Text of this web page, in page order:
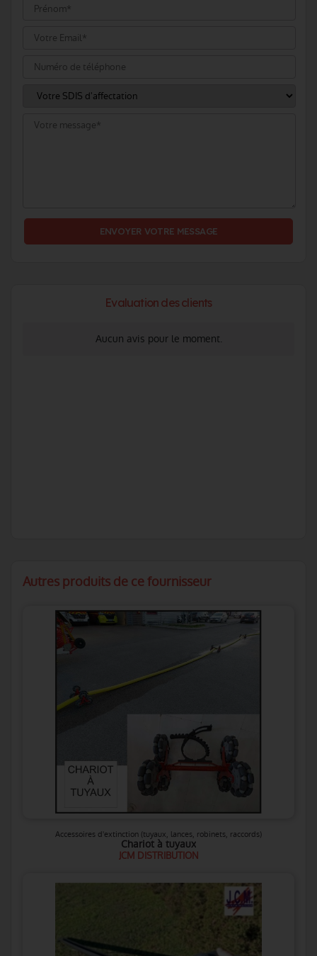
Evaluation des clients
Aucun avis pour le moment.
Autres produits de ce fournisseur
Accessoires d'extinction (tuyaux, lances, robinets, raccords)
Chariot à tuyaux
JCM DISTRIBUTION